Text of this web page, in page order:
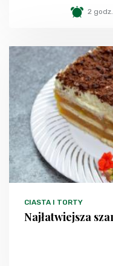
2 godz.
CIASTA I TORTY
Najłatwiejsza